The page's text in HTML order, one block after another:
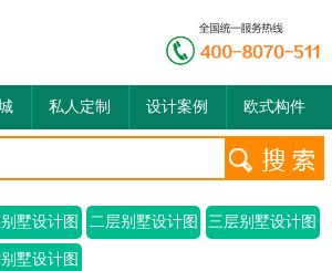
私人定制 设计案例 欧式构件
墅设计图 二层别墅设计图 三层别墅设计图
墅设计图